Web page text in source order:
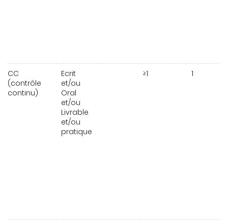
CC
(contrôle
continu)
Ecrit
et/ou
Oral
et/ou
Livrable
et/ou
pratique
≥1 1